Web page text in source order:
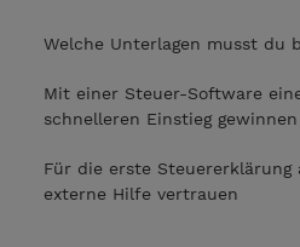
Welche Unterlagen musst du
Mit einer Steuer-Software
schnelleren Einstieg gewinnen
Für die erste Steuererklärung
externe Hilfe vertrauen